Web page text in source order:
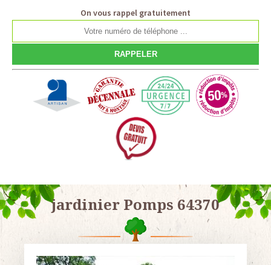
On vous rappel gratuitement
jardinier Pomps 64370